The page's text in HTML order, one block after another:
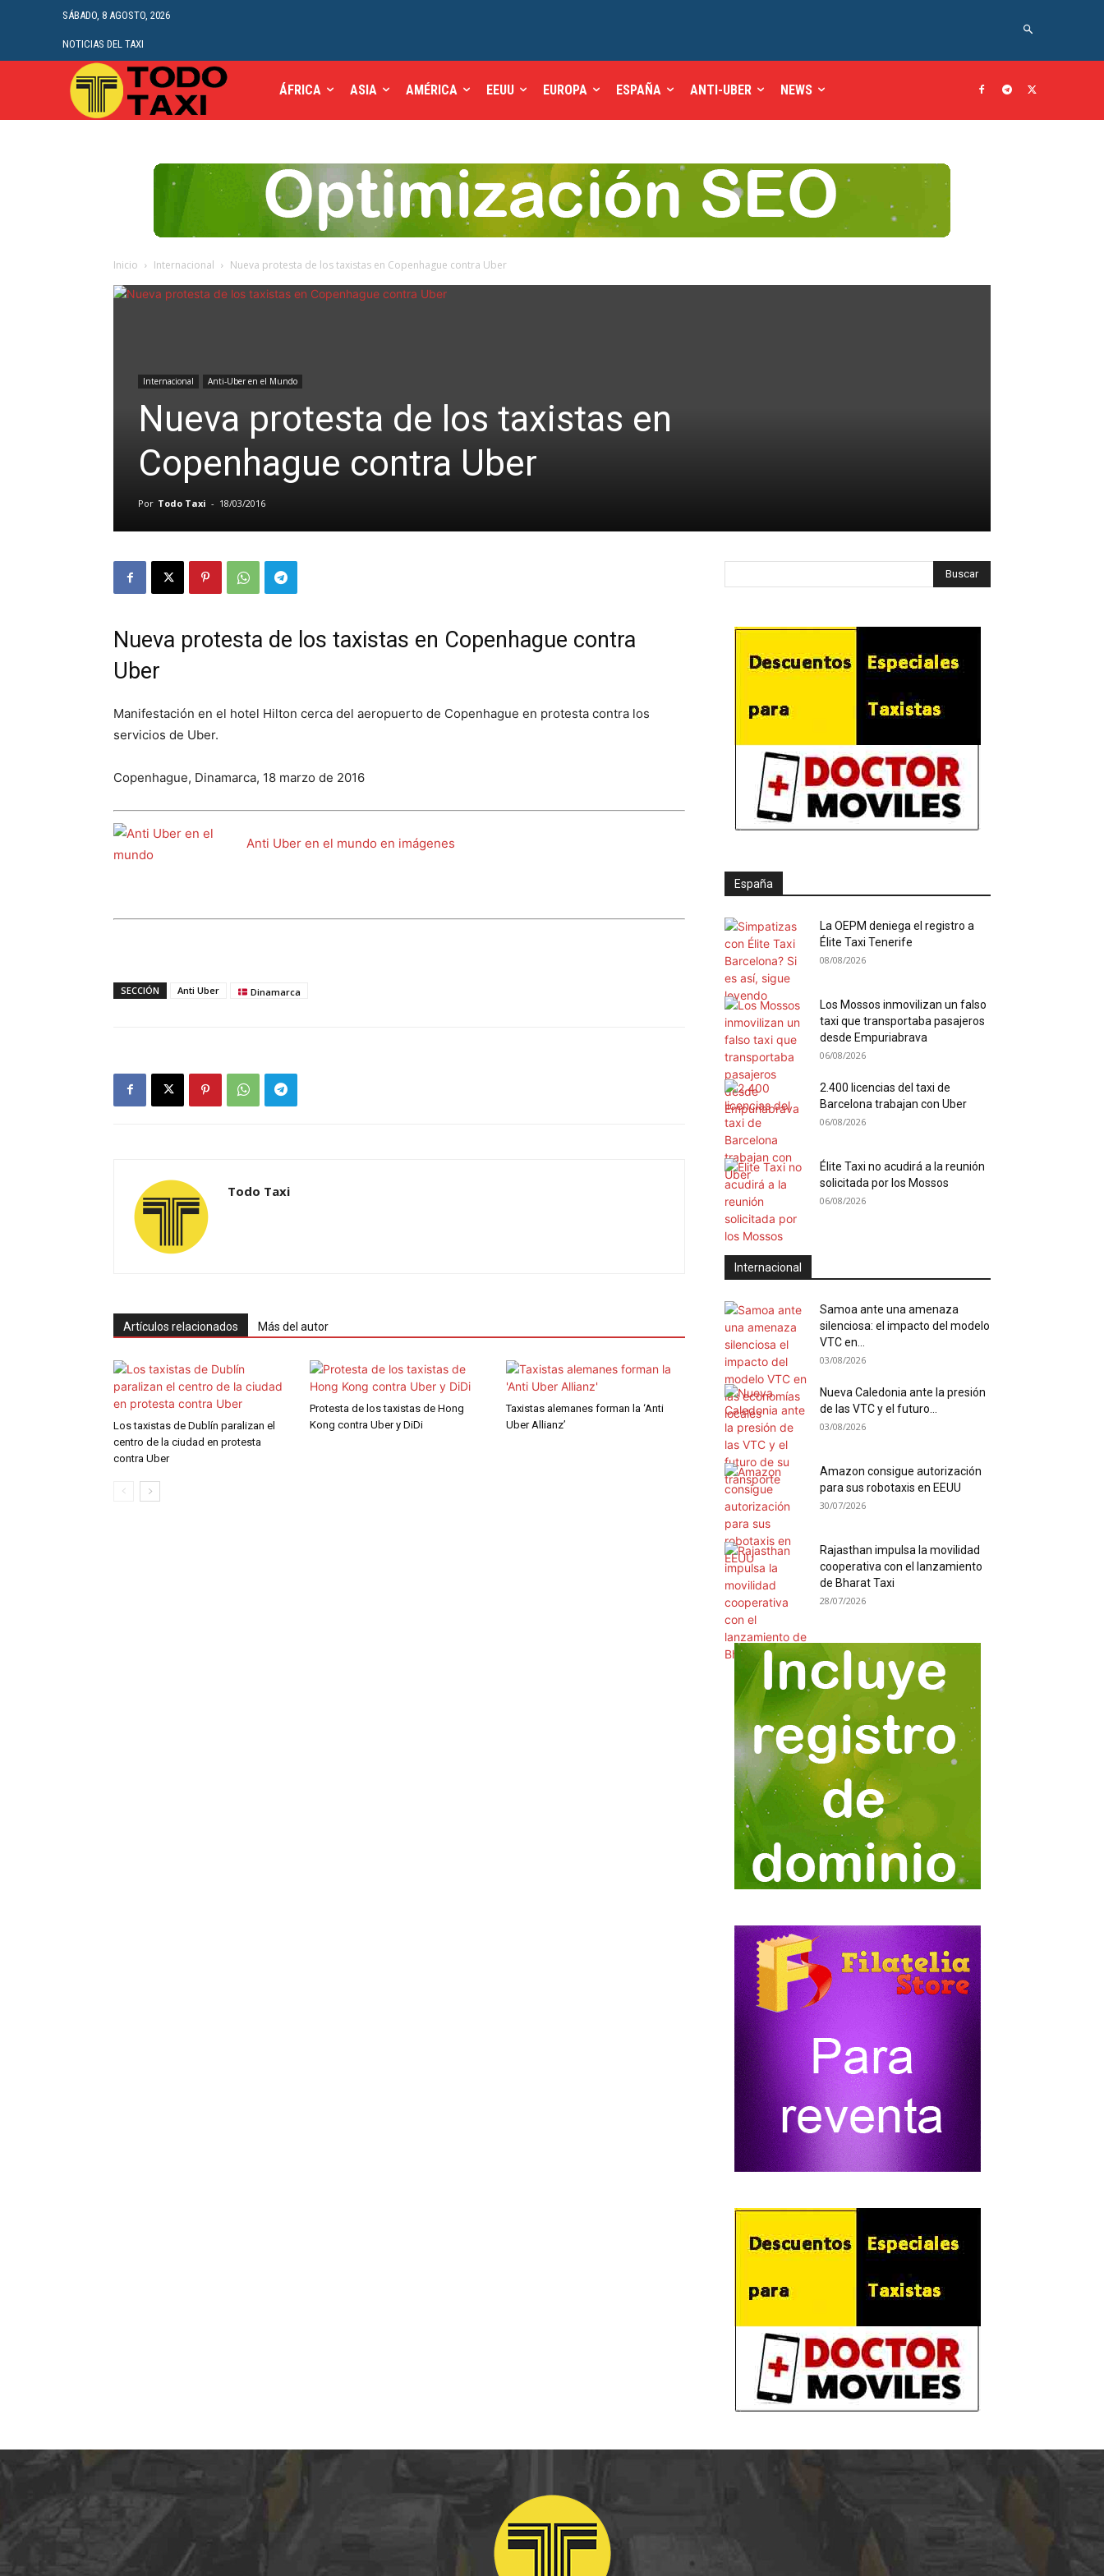
SÁBADO, 8 AGOSTO, 2026
NOTICIAS DEL TAXI
ÁFRICA ASIA AMÉRICA EEUU EUROPA ESPAÑA ANTI-UBER NEWS
Inicio Internacional Nueva protesta de los taxistas en Copenhague contra Uber
Internacional Anti-Uber en el Mundo
Nueva protesta de los taxistas en
Copenhague contra Uber
Por Todo Taxi - 18/03/2016
Nueva protesta de los taxistas en Copenhague contra
Uber
Manifestación en el hotel Hilton cerca del aeropuerto de Copenhague en protesta contra los
servicios de Uber.
Copenhague, Dinamarca, 18 marzo de 2016
Anti Uber en el mundo en imágenes
SECCIÓN Anti Uber Dinamarca
Todo Taxi
Artículos relacionados Más del autor
Los taxistas de Dublín paralizan el
centro de la ciudad en protesta
contra Uber
Protesta de los taxistas de Hong
Kong contra Uber y DiDi
Taxistas alemanes forman la ‘Anti
Uber Allianz’
España
La OEPM deniega el registro a
Élite Taxi Tenerife
08/08/2026
Los Mossos inmovilizan un falso
taxi que transportaba pasajeros
desde Empuriabrava
06/08/2026
2.400 licencias del taxi de
Barcelona trabajan con Uber
06/08/2026
Élite Taxi no acudirá a la reunión
solicitada por los Mossos
06/08/2026
Internacional
Samoa ante una amenaza
silenciosa: el impacto del modelo
VTC en...
03/08/2026
Nueva Caledonia ante la presión
de las VTC y el futuro...
03/08/2026
Amazon consigue autorización
para sus robotaxis en EEUU
30/07/2026
Rajasthan impulsa la movilidad
cooperativa con el lanzamiento
de Bharat Taxi
28/07/2026